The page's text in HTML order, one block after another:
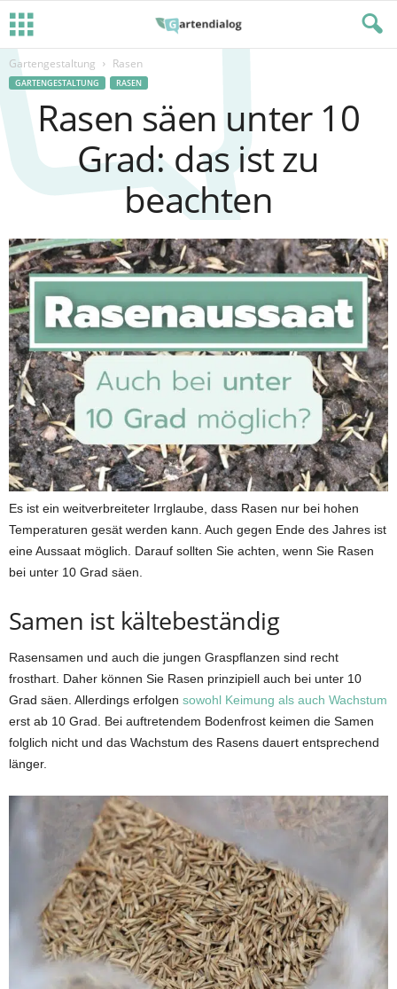
Gartengestaltung Rasen
GARTENGESTALTUNG RASEN
Rasen säen unter 10
Grad: das ist zu
beachten
Es ist ein weitverbreiteter Irrglaube, dass Rasen nur bei hohen
Temperaturen gesät werden kann. Auch gegen Ende des Jahres ist
eine Aussaat möglich. Darauf sollten Sie achten, wenn Sie Rasen
bei unter 10 Grad säen.
Samen ist kältebeständig
Rasensamen und auch die jungen Graspflanzen sind recht
frosthart. Daher können Sie Rasen prinzipiell auch bei unter 10
Grad säen. Allerdings erfolgen sowohl Keimung als auch Wachstum
erst ab 10 Grad. Bei auftretendem Bodenfrost keimen die Samen
folglich nicht und das Wachstum des Rasens dauert entsprechend
länger.